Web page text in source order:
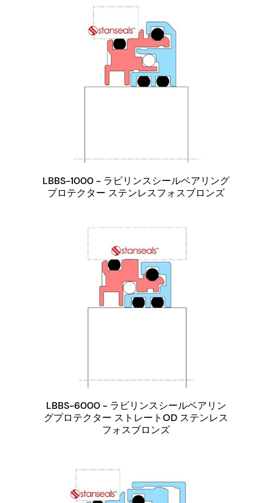
LBBS-1000 - ラビリンスシールベアリング
プロテクター ステンレスフォスブロンズ
LBBS-6000 - ラビリンスシールベアリン
グプロテクター ストレートOD ステンレス
フォスブロンズ